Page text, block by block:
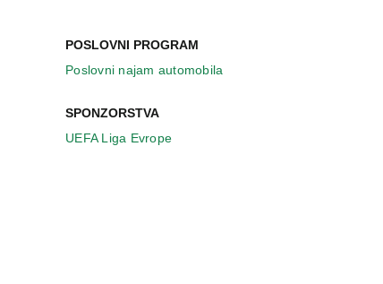
POSLOVNI PROGRAM
Poslovni najam automobila
SPONZORSTVA
UEFA Liga Evrope